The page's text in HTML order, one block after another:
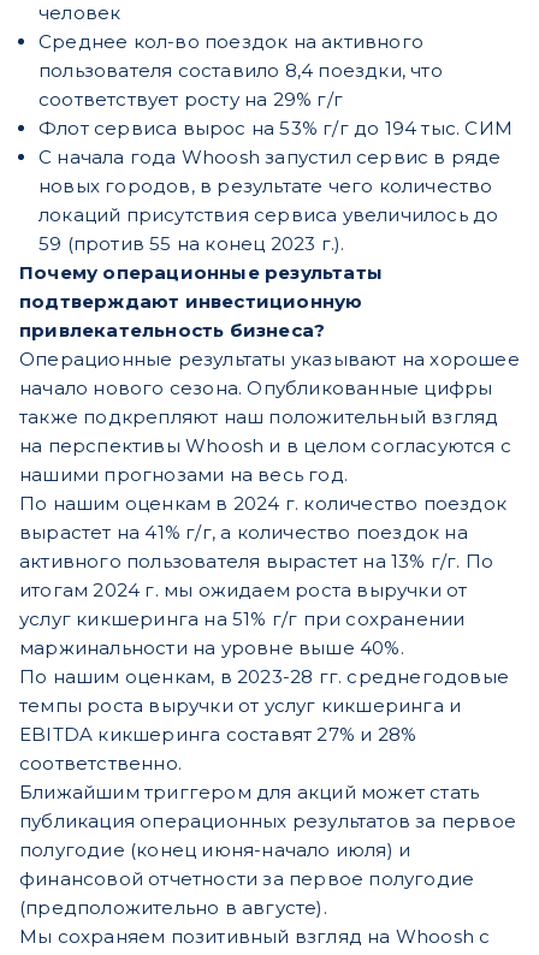
человек
Среднее кол-во поездок на активного
пользователя составило 8,4 поездки, что
соответствует росту на 29% г/г
Флот сервиса вырос на 53% г/г до 194 тыс. СИМ
С начала года Whoosh запустил сервис в ряде
новых городов, в результате чего количество
локаций присутствия сервиса увеличилось до
59 (против 55 на конец 2023 г.).
Почему операционные результаты
подтверждают инвестиционную
привлекательность бизнеса?
Операционные результаты указывают на хорошее
начало нового сезона. Опубликованные цифры
также подкрепляют наш положительный взгляд
на перспективы Whoosh и в целом согласуются с
нашими прогнозами на весь год.
По нашим оценкам в 2024 г. количество поездок
вырастет на 41% г/г, а количество поездок на
активного пользователя вырастет на 13% г/г. По
итогам 2024 г. мы ожидаем роста выручки от
услуг кикшеринга на 51% г/г при сохранении
маржинальности на уровне выше 40%.
По нашим оценкам, в 2023-28 гг. среднегодовые
темпы роста выручки от услуг кикшеринга и
EBITDA кикшеринга составят 27% и 28%
соответственно.
Ближайшим триггером для акций может стать
публикация операционных результатов за первое
полугодие (конец июня-начало июля) и
финансовой отчетности за первое полугодие
(предположительно в августе).
Мы сохраняем позитивный взгляд на Whoosh c